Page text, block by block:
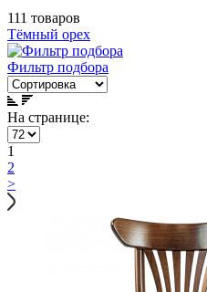
111 товаров
Тёмный орех
Фильтр подбора
На странице:
1
2
>